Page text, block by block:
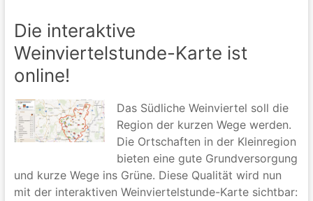
Die interaktive
Weinviertelstunde-Karte ist
online!
Das Südliche Weinviertel soll die
Region der kurzen Wege werden.
Die Ortschaften in der Kleinregion
bieten eine gute Grundversorgung
und kurze Wege ins Grüne. Diese Qualität wird nun
mit der interaktiven Weinviertelstunde-Karte sichtbar: